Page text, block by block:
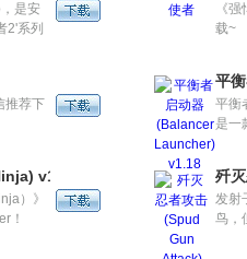
是安
2'系列
来也
《
载~
推荐下
平
平衡
是一
管理
乐中
v1.1
）》
！
歼
发射
鸟，